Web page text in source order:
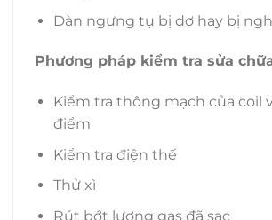
Dàn ngưng tụ bị dơ hay bị
Phương pháp kiểm tra sửa
Kiểm tra thông mạch của coil
điểm
Kiểm tra điện thế
Thử xì
Rút bớt lượng gas đã sạc